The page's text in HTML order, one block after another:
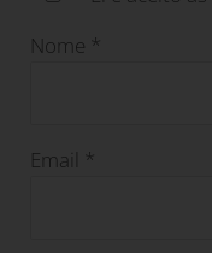
Nome *
Email *